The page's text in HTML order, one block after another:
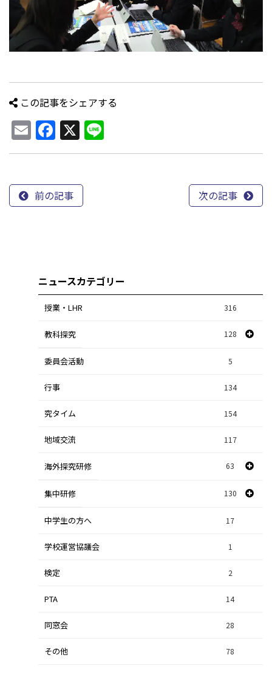
この記事をシェアする
EmailFacebook
X
前の記事 次の記事
ニュースカテゴリー
授業・LHR 316
教科探究 128
スポーツ探究 1
課題研究 84
自然探究 2
数学探究 2
社会探究 23
人文探究 9
委員会活動 5
行事 134
究タイム 154
地域交流 117
海外探究研修 63
探究研修 28
集中研修 130
集中研修（スポーツ探究科） 36
集中研修（ビジネス探究科） 56
集中研修（総合探究科） 37
中学生の方へ 17
学校運営協議会 1
検定 2
PTA 14
同窓会 28
その他 78